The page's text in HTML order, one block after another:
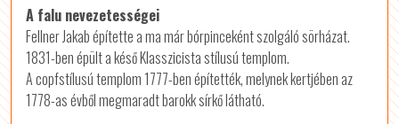
A falu nevezetességei
Fellner Jakab építette a ma már bórpinceként szolgáló sörházat.
1831-ben épült a késő Klasszicista stílusú templom.
A copfstílusú templom 1777-ben építették, melynek kertjében az
1778-as évből megmaradt barokk sírkő látható.